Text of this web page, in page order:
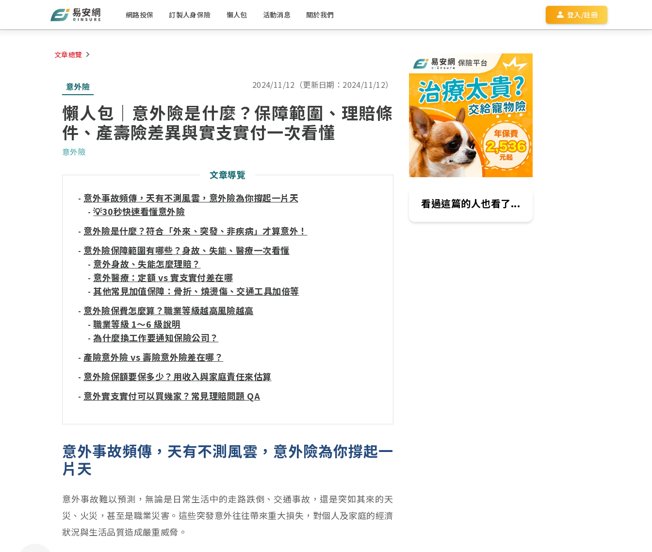
網路投保 訂製人身保險 懶人包 活動消息 關於我們 登入/註冊
文章總覽
意外險 2024/11/12（更新日期：2024/11/12）
懶人包｜意外險是什麼？保障範圍、理賠條
件、產壽險差異與實支實付一次看懂
意外險
文章導覽
- 意外事故頻傳，天有不測風雲，意外險為你撐起一片天
-💡30秒快速看懂意外險
- 意外險是什麼？符合「外來、突發、非疾病」才算意外！
- 意外險保障範圍有哪些？身故、失能、醫療一次看懂
- 意外身故、失能怎麼理賠？
- 意外醫療：定額 vs 實支實付差在哪
-其他常見加值保障：骨折、燒燙傷、交通工具加倍等
- 意外險保費怎麼算？職業等級越高風險越高
-職業等級 1～6 級說明
-為什麼換工作要通知保險公司？
- 產險意外險 vs 壽險意外險差在哪？
- 意外險保額要保多少？用收入與家庭責任來估算
- 意外實支實付可以買幾家？常見理賠問題 QA
意外事故頻傳，天有不測風雲，意外險為你撐起一
片天
意外事故難以預測，無論是日常生活中的走路跌倒、交通事故，還是突如其來的天
災、火災，甚至是職業災害。這些突發意外往往帶來重大損失，對個人及家庭的經濟
狀況與生活品質造成嚴重威脅。
看過這篇的人也看了...